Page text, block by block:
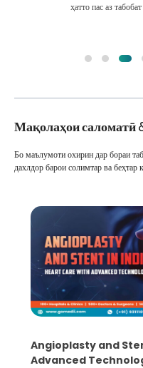
ҳатто пас аз
Мақолаҳои саломатӣ
Бо маълумоти охирин дар бораи
дахлдор барои солимтар ва
Angioplasty and
Advanced